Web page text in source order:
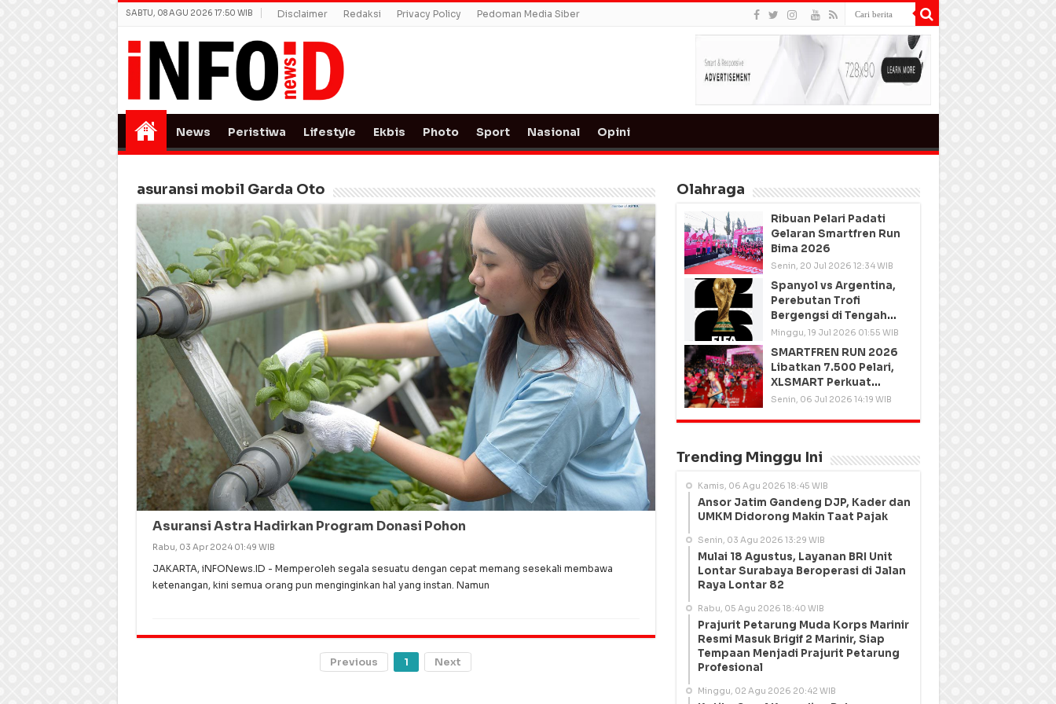
SABTU, 08 AGU 2026 17:50 WIB Disclaimer Redaksi Privacy Policy Pedoman Media Siber
News Peristiwa Lifestyle Ekbis Photo Sport Nasional Opini
asuransi mobil Garda Oto
Asuransi Astra Hadirkan Program Donasi Pohon
Rabu, 03 Apr 2024 01:49 WIB
JAKARTA, iNFONews.ID - Memperoleh segala sesuatu dengan cepat memang sesekali membawa
ketenangan, kini semua orang pun menginginkan hal yang instan. Namun
Previous 1 Next
Olahraga
Ribuan Pelari Padati
Gelaran Smartfren Run
Bima 2026
Senin, 20 Jul 2026 12:34 WIB
Spanyol vs Argentina,
Perebutan Trofi
Bergengsi di Tengah
Semangat Persatuan
Minggu, 19 Jul 2026 01:55 WIB
SMARTFREN RUN 2026
Libatkan 7.500 Pelari,
XLSMART Perkuat
Kedekatan dengan
Senin, 06 Jul 2026 14:19 WIB
Trending Minggu Ini
Kamis, 06 Agu 2026 18:45 WIB
Ansor Jatim Gandeng DJP, Kader dan
UMKM Didorong Makin Taat Pajak
Senin, 03 Agu 2026 13:29 WIB
Mulai 18 Agustus, Layanan BRI Unit
Lontar Surabaya Beroperasi di Jalan
Raya Lontar 82
Rabu, 05 Agu 2026 18:40 WIB
Prajurit Petarung Muda Korps Marinir
Resmi Masuk Brigif 2 Marinir, Siap
Tempaan Menjadi Prajurit Petarung
Profesional
Minggu, 02 Agu 2026 20:42 WIB